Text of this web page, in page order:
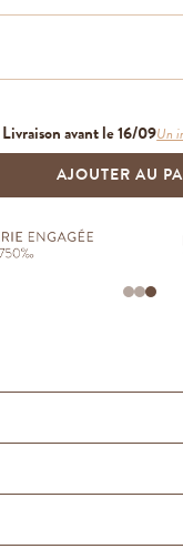
Livraison avant le 16/09Un
AJOUTER AU